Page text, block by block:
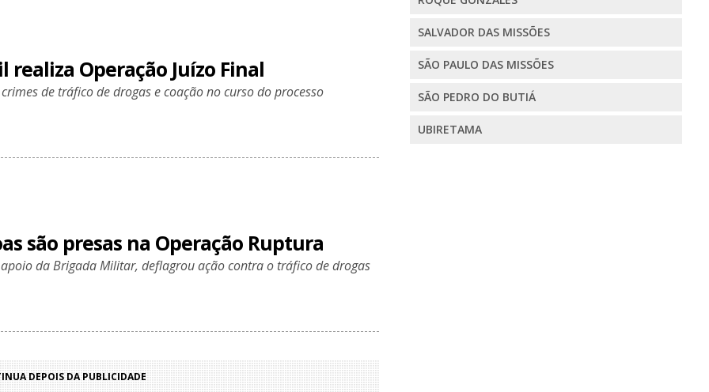
realiza Operação Juízo Final
de tráfico de drogas e coação no curso do processo
são presas na Operação Ruptura
da Brigada Militar, deflagrou ação contra o tráfico de drogas
DEPOIS DA PUBLICIDADE
SALVADOR DAS MISSÕES
SÃO PAULO DAS MISSÕES
SÃO PEDRO DO BUTIÁ
UBIRETAMA